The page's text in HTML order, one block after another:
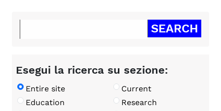
Esegui la ricerca su sezione:
Entire site
Current
Education
Research